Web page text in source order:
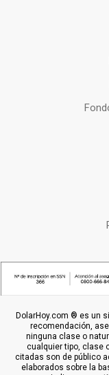
DolarHoy.com ® es un
recomendación,
ninguna clase o
cualquier tipo, clase
citadas son de público
elaborados sobre la